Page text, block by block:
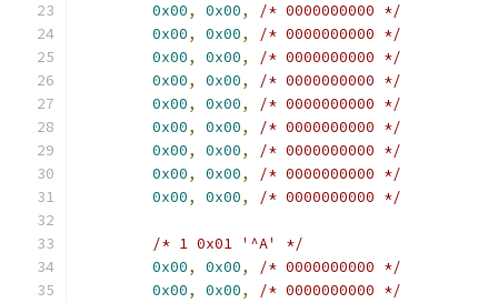
0x00, 0x00,
/* 0000000000 */
0x00, 0x00,
/* 0000000000 */
0x00, 0x00,
/* 0000000000 */
0x00, 0x00,
/* 0000000000 */
0x00, 0x00,
/* 0000000000 */
0x00, 0x00,
/* 0000000000 */
0x00, 0x00,
/* 0000000000 */
0x00, 0x00,
/* 0000000000 */
0x00, 0x00, /* 0000000000 */
/* 1 0x01 '^A' */
0x00, 0x00,
/* 0000000000 */
0x00, 0x00,
/* 0000000000 */